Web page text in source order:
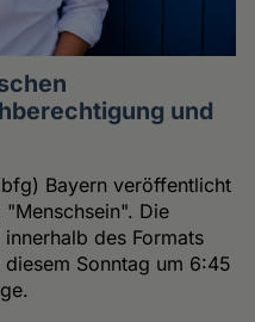
und
Bayern veröffentlicht
Die
des Formats
Sonntag um 6:45